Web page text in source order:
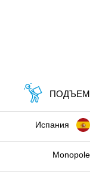
ПОДЪЕМ
Испания
Monopole